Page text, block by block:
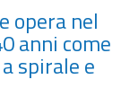
opera nel
anni come
spirale e